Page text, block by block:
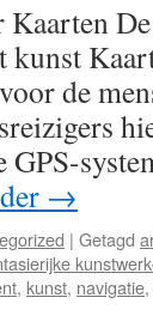
kunst
de
GPS-
→
| Getagd
, kunst, navigatie,